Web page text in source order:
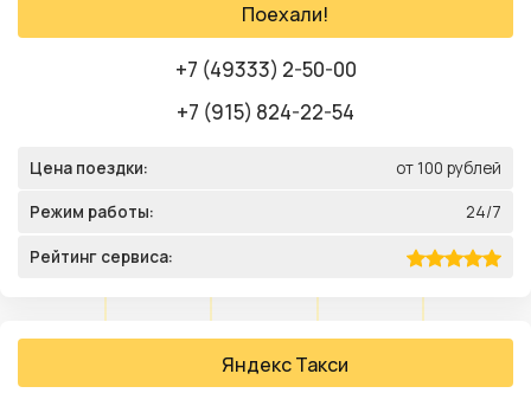
Поехали!
+7 (49333) 2-50-00
+7 (915) 824-22-54
Цена поездки: от 100 рублей
Режим работы: 24/7
Рейтинг сервиса:
Яндекс Такси